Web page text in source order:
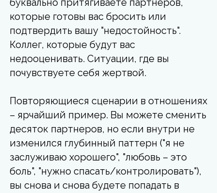
буквально притягиваете партнеров,
которые готовы вас бросить или
подтвердить вашу "недостойность".
Коллег, которые будут вас
недооценивать. Ситуации, где вы
почувствуете себя жертвой.
Повторяющиеся сценарии в отношениях
– ярчайший пример. Вы можете сменить
десяток партнеров, но если внутри не
изменился глубинный паттерн ("я не
заслуживаю хорошего", "любовь – это
боль", "нужно спасать/контролировать"),
вы снова и снова будете попадать в